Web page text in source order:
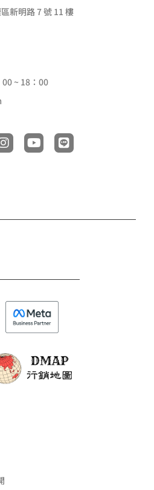
新明路 7 號 11 樓
~ 18：00
I
n
s
a
Y
o
u
L
i
n